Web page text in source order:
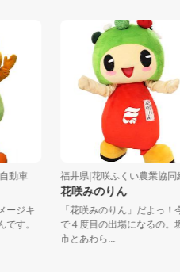
キ
。
福井県|花咲ふくい農業協同組合
花咲みのりん
「花咲みのりん」だよっ！今年
で４度目の出場になるの。坂井
市とあわら...